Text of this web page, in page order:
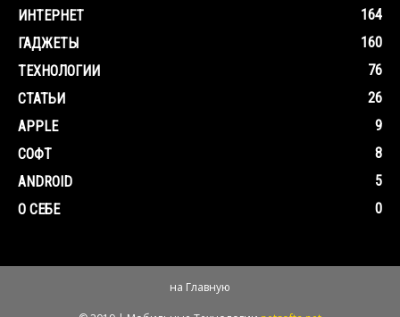
ИНТЕРНЕТ
164
ГАДЖЕТЫ
160
ТЕХНОЛОГИИ
76
СТАТЬИ
26
APPLE
9
СОФТ
8
ANDROID
5
О СЕБЕ
0
на Главную